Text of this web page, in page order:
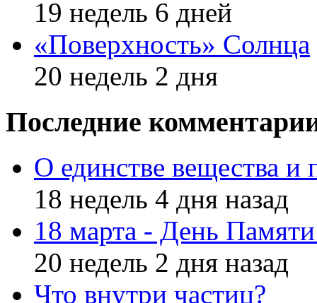
19 недель 6 дней
«Поверхность» Солнца
20 недель 2 дня
Последние
О единстве вещества и
18 недель 4 дня назад
18 марта - День
20 недель 2 дня назад
Что внутри частиц?